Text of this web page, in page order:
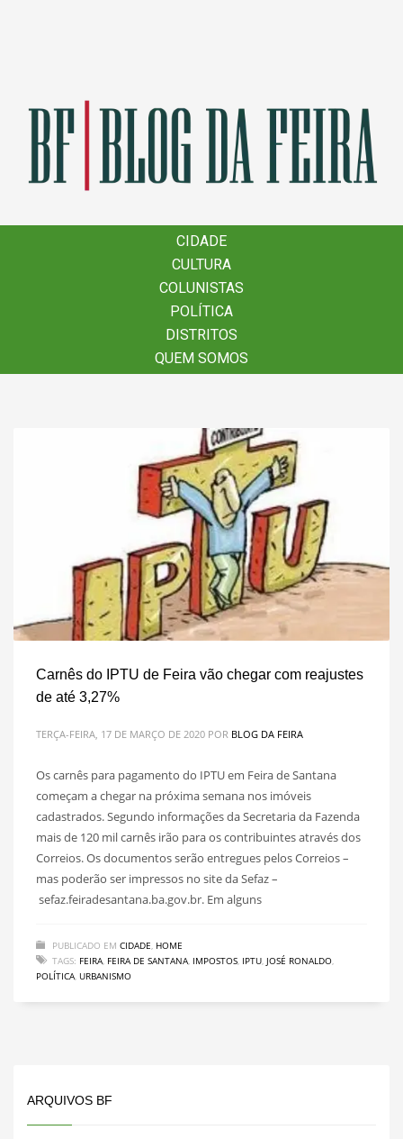
CIDADE
CULTURA
COLUNISTAS
POLÍTICA
DISTRITOS
QUEM SOMOS
CIDADE
CULTURA
COLUNISTAS
POLÍTICA
DISTRITOS
QUEM SOMOS
Carnês do IPTU de Feira vão chegar com reajustes
de até 3,27%
TERÇA-FEIRA, 17 DE MARÇO DE 2020 POR BLOG DA FEIRA
Os carnês para pagamento do IPTU em Feira de Santana
começam a chegar na próxima semana nos imóveis
cadastrados. Segundo informações da Secretaria da Fazenda
mais de 120 mil carnês irão para os contribuintes através dos
Correios. Os documentos serão entregues pelos Correios –
mas poderão ser impressos no site da Sefaz –
sefaz.feiradesantana.ba.gov.br. Em alguns
PUBLICADO EM CIDADE, HOME
TAGS: FEIRA, FEIRA DE SANTANA, IMPOSTOS, IPTU, JOSÉ RONALDO,
POLÍTICA, URBANISMO
ARQUIVOS BF